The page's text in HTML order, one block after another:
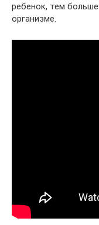
ребенок, тем
организме.